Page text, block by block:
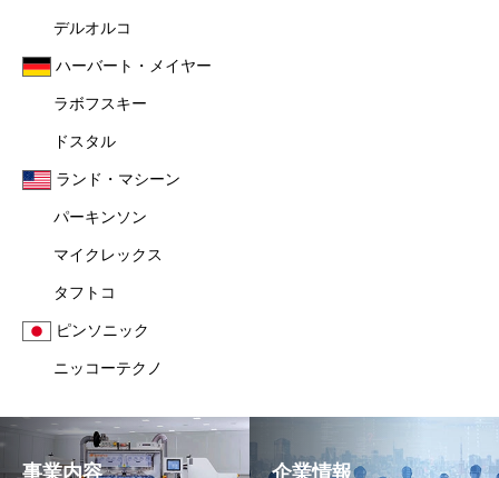
デルオルコ
ハーバート・メイヤー
ラボフスキー
ドスタル
ランド・マシーン
パーキンソン
マイクレックス
タフトコ
ピンソニック
ニッコーテクノ
事業内容 企業情報